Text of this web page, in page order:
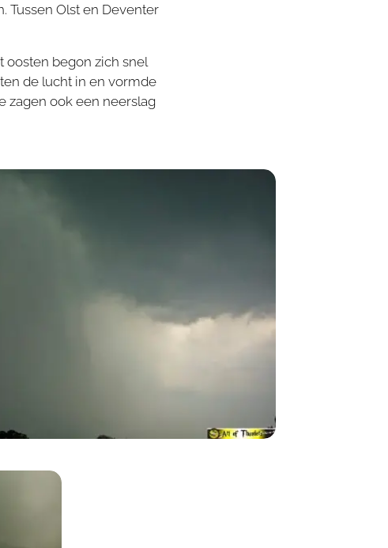
Tussen Olst en Deventer
oosten begon zich snel
de lucht in en vormde
zagen ook een neerslag